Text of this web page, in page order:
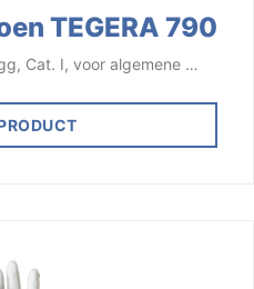
TEGERA 790
Cat. I, voor algemene …